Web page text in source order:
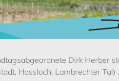
Dirk Herber
Hassloch, Lambrechter Tal)